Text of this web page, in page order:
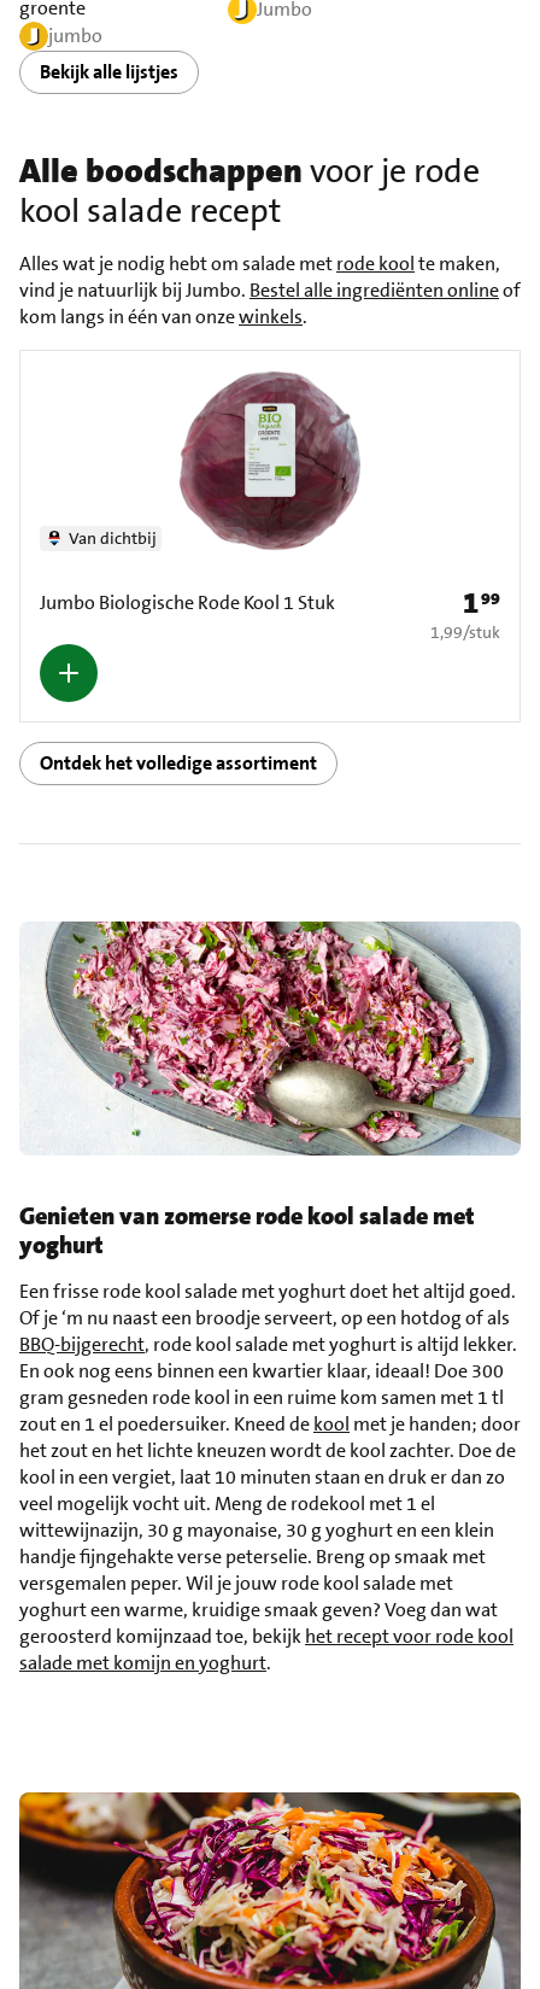
groente
jumbo
Jumbo
Bekijk alle lijstjes
Alle boodschappenvoor je rode
kool salade recept
Alles wat je nodig hebt om salade metrode koolte maken,
vind je natuurlijk bij Jumbo. Bestel alle ingrediënten onlineof
kom langs in één van onzewinkels.
Jumbo Biologische Rode Kool 1 Stuk
Van dichtbij
Prijs: €
199
€ 1,99 per stuk
1,99/stuk
Ontdek het volledige assortiment
Genieten van zomerse rode kool salade met
yoghurt
Een frisse rode kool salade met yoghurt doet het altijd goed.
Of je ‘m nu naast een broodje serveert, op een hotdog of als
BBQ-bijgerecht, rode kool salade met yoghurt is altijd lekker.
En ook nog eens binnen een kwartier klaar, ideaal! Doe 300
gram gesneden rode kool in een ruime kom samen met 1 tl
zout en 1 el poedersuiker. Kneed dekool met je handen; door
het zout en het lichte kneuzen wordt de kool zachter. Doe de
kool in een vergiet, laat 10 minuten staan en druk er dan zo
veel mogelijk vocht uit. Meng de rodekool met 1 el
wittewijnazijn, 30 g mayonaise, 30 g yoghurt en een klein
handje fijngehakte verse peterselie. Breng op smaak met
versgemalen peper. Wil je jouw rode kool salade met
yoghurt een warme, kruidige smaak geven? Voeg dan wat
geroosterd komijnzaad toe, bekijkhet recept voor rode kool
salade met komijn en yoghurt.